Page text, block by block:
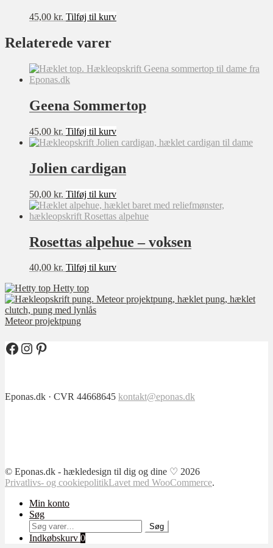
45,00 kr. Tilføj til kurv
Relaterede varer
Geena Sommertop
45,00 kr. Tilføj til kurv
Jolien cardigan
50,00 kr. Tilføj til kurv
Rosettas alpehue – voksen
40,00 kr. Tilføj til kurv
Hetty top
Meteor projektpung
Facebook
Instagram
Pinterest
Eponas.dk · CVR 44668645 kontakt@eponas.dk
© Eponas.dk - hækledesign til dig og dine ♡ 2026
Privatlivs- og cookiepolitikLavet med WooCommerce.
Min konto
Søg
Søg
efter:
Søg
Indkøbskurv 0